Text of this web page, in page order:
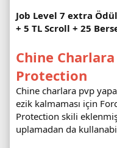
Job Level 7 extra
+ 5 TL Scroll + 25
Chine
Protection
Chine charlara pvp
ezik kalmaması için
Protection skili
uplamadan da